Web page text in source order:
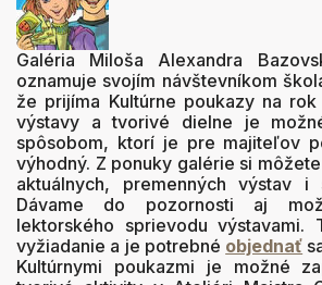
Galéria Miloša Alexandra
oznamuje svojím návštevníkom
že prijíma Kultúrne poukazy na rok
výstavy a tvorivé dielne je
spôsobom, ktorí je pre majiteľov
výhodný. Z ponuky galérie si
aktuálnych, premenných výstav i
Dávame do pozornosti aj
lektorského sprievodu výstavami.
vyžiadanie a je potrebné objednať
Kultúrnymi poukazmi je možné